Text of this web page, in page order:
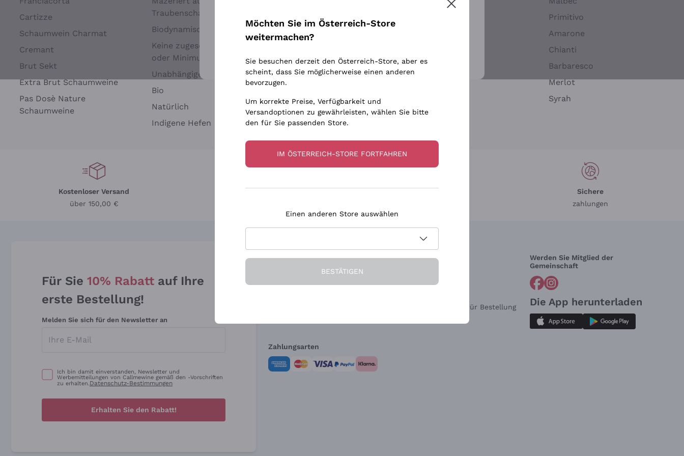
Cartizze
Schaumwein Charmat
Cremant
Brut Sekt
Extra Brut Schaumweine
Pas Dosè Nature
Schaumweine
Traubenschalen
Biodynamisch
Keine zugesetzten Sulfite
oder Minimum
Unabhängige Weinbauern
Bio
Natürlich
Indigene Hefen
Occhipinti Arianna
Biondi Santi
Argiolas
Zenato
Ca' dei Frati
Chardonnay
Primitivo
Amarone
Chianti
Barbaresco
Merlot
Syrah
Kostenloser Versand
über 150,00 €
Sichere
zahlungen
Für Sie 10% Rabatt auf Ihre
erste Bestellung!
Melden Sie sich für den Newsletter an
Ich bin damit einverstanden, Newsletter und
Werbemitteilungen von Callmewine gemäß den -Vorschriften
zu erhalten.Datenschutz-Bestimmungen
Erhalten Sie den Rabatt!
Die Firma Brauchen Sie Hilfe?
Widerrufsformular für Bestellung
Werden Sie Mitglied der
Gemeinschaft
Die App herunterladen
Zahlungsarten
Weitere Informationen finden Sie in unserem Datenschutz-Bestimmungen
Möchten Sie im Österreich-Store
weitermachen?
Sie besuchen derzeit den Österreich-Store, aber es
scheint, dass Sie möglicherweise einen anderen
bevorzugen.
Um korrekte Preise, Verfügbarkeit und
Versandoptionen zu gewährleisten, wählen Sie bitte
den für Sie passenden Store.
IM ÖSTERREICH-STORE FORTFAHREN
Einen anderen Store auswählen
BESTÄTIGEN